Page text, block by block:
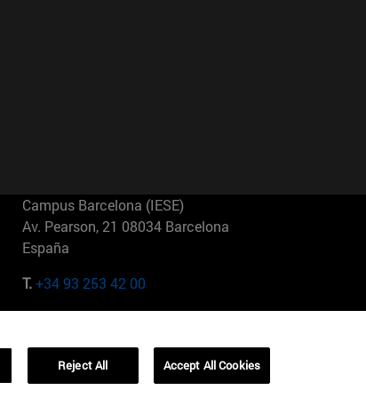
Campus Barcelona (IESE)
Av. Pearson, 21 08034 Barcelona
España
T.+34 93 253 42 00
01321001 Bela Vista Brasil
Reject All Accept All Cookies